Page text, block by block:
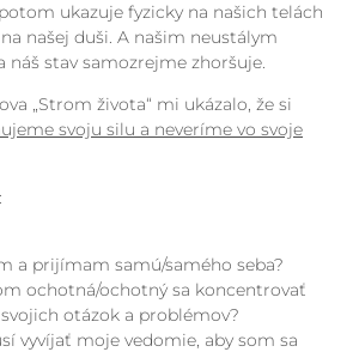
ukazuje fyzicky na našich telách
našej duši. A našim neustálym
náš stav samozrejme zhoršuje.
„Strom života“ mi ukázalo, že si
svoju silu a neveríme vo svoje
a prijímam samú/samého seba?
ochotná/ochotný sa koncentrovať
otázok a problémov?
vyvíjať moje vedomie, aby som sa